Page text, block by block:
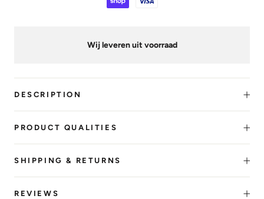
Wij leveren uit voorraad
DESCRIPTION
PRODUCT QUALITIES
SHIPPING & RETURNS
REVIEWS